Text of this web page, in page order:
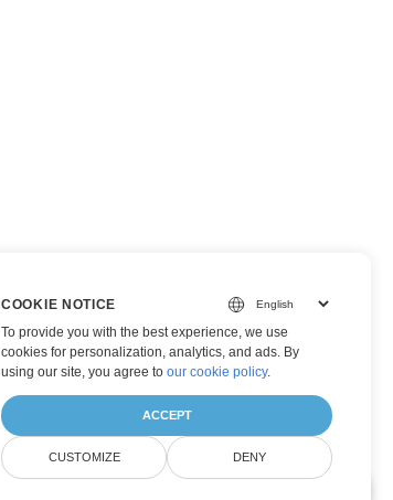
COOKIE NOTICE
To provide you with the best experience, we use
cookies for personalization, analytics, and ads. By
using our site, you agree to our cookie policy.
ACCEPT
CUSTOMIZE DENY